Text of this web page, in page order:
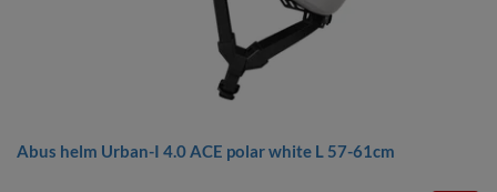
Abus helm Urban-I 4.0 ACE polar white L 57-61cm